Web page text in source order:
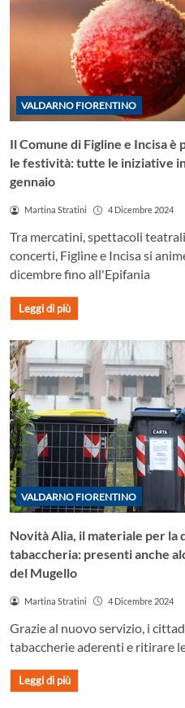
VALDARNO FIORENTINO
Il Comune di Figline e Incisa
le festività: tutte le iniziative
gennaio
Martina Stratini 4 Dicembre 2024
Tra mercatini, spettacoli
concerti, Figline e Incisa si
dicembre fino all'Epifania
Leggi di più
VALDARNO FIORENTINO
Novità Alia, il materiale per
tabaccheria: presenti anche
del Mugello
Martina Stratini 4 Dicembre 2024
Grazie al nuovo servizio, i
tabaccherie aderenti e ritirare
Leggi di più